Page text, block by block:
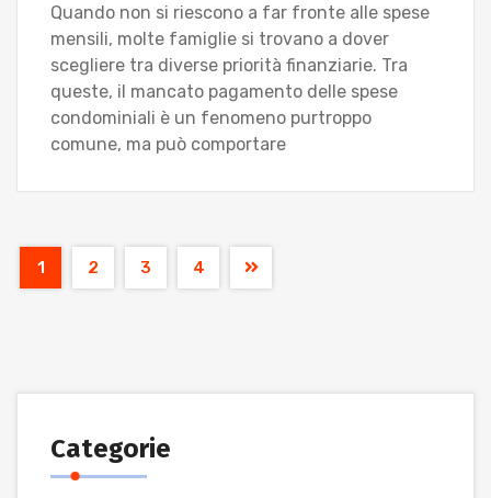
Quando non si riescono a far fronte alle spese
mensili, molte famiglie si trovano a dover
scegliere tra diverse priorità finanziarie. Tra
queste, il mancato pagamento delle spese
condominiali è un fenomeno purtroppo
comune, ma può comportare
1 2 3 4
Categorie